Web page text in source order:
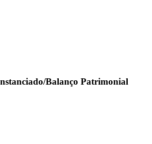
Balanço Patrimonial